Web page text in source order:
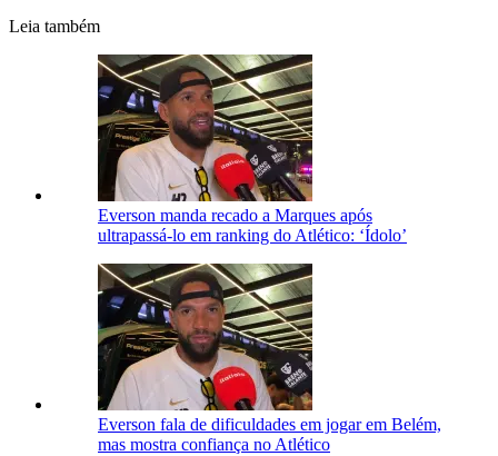
Leia também
Everson manda recado a Marques após
ultrapassá-lo em ranking do Atlético: ‘Ídolo’
Everson fala de dificuldades em jogar em Belém,
mas mostra confiança no Atlético